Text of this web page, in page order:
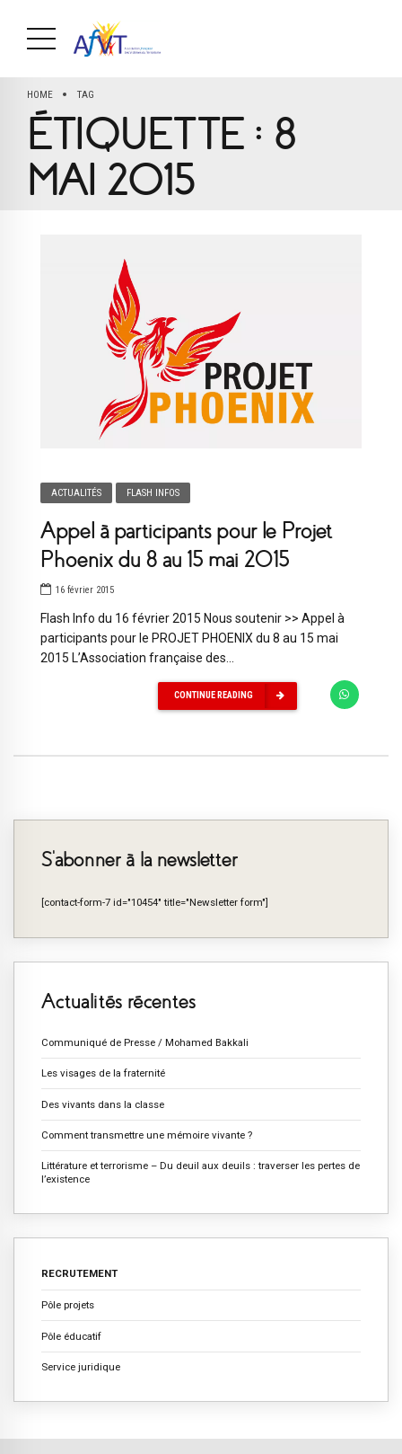
HOME TAG
ÉTIQUETTE : 8
MAI 2015
ACTUALITÉS FLASH INFOS
Appel à participants pour le Projet
Phoenix du 8 au 15 mai 2015
16 février 2015
Flash Info du 16 février 2015 Nous soutenir >> Appel à
participants pour le PROJET PHOENIX du 8 au 15 mai
2015 L’Association française des...
CONTINUE READING
S’abonner à la newsletter
[contact-form-7 id="10454" title="Newsletter form"]
Actualités récentes
Communiqué de Presse / Mohamed Bakkali
Les visages de la fraternité
Des vivants dans la classe
Comment transmettre une mémoire vivante ?
Littérature et terrorisme – Du deuil aux deuils : traverser les pertes de
l’existence
RECRUTEMENT
Pôle projets
Pôle éducatif
Service juridique